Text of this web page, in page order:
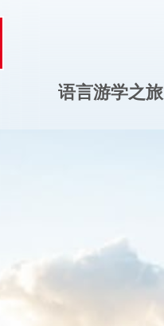
语言游学之旅